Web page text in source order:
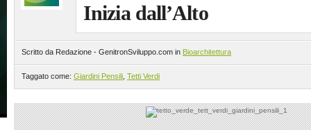
Inizia dall’Alto
Scritto da Redazione - GenitronSviluppo.com in Bioarchitettura
Taggato come: Giardini Pensili Tetti Verdi